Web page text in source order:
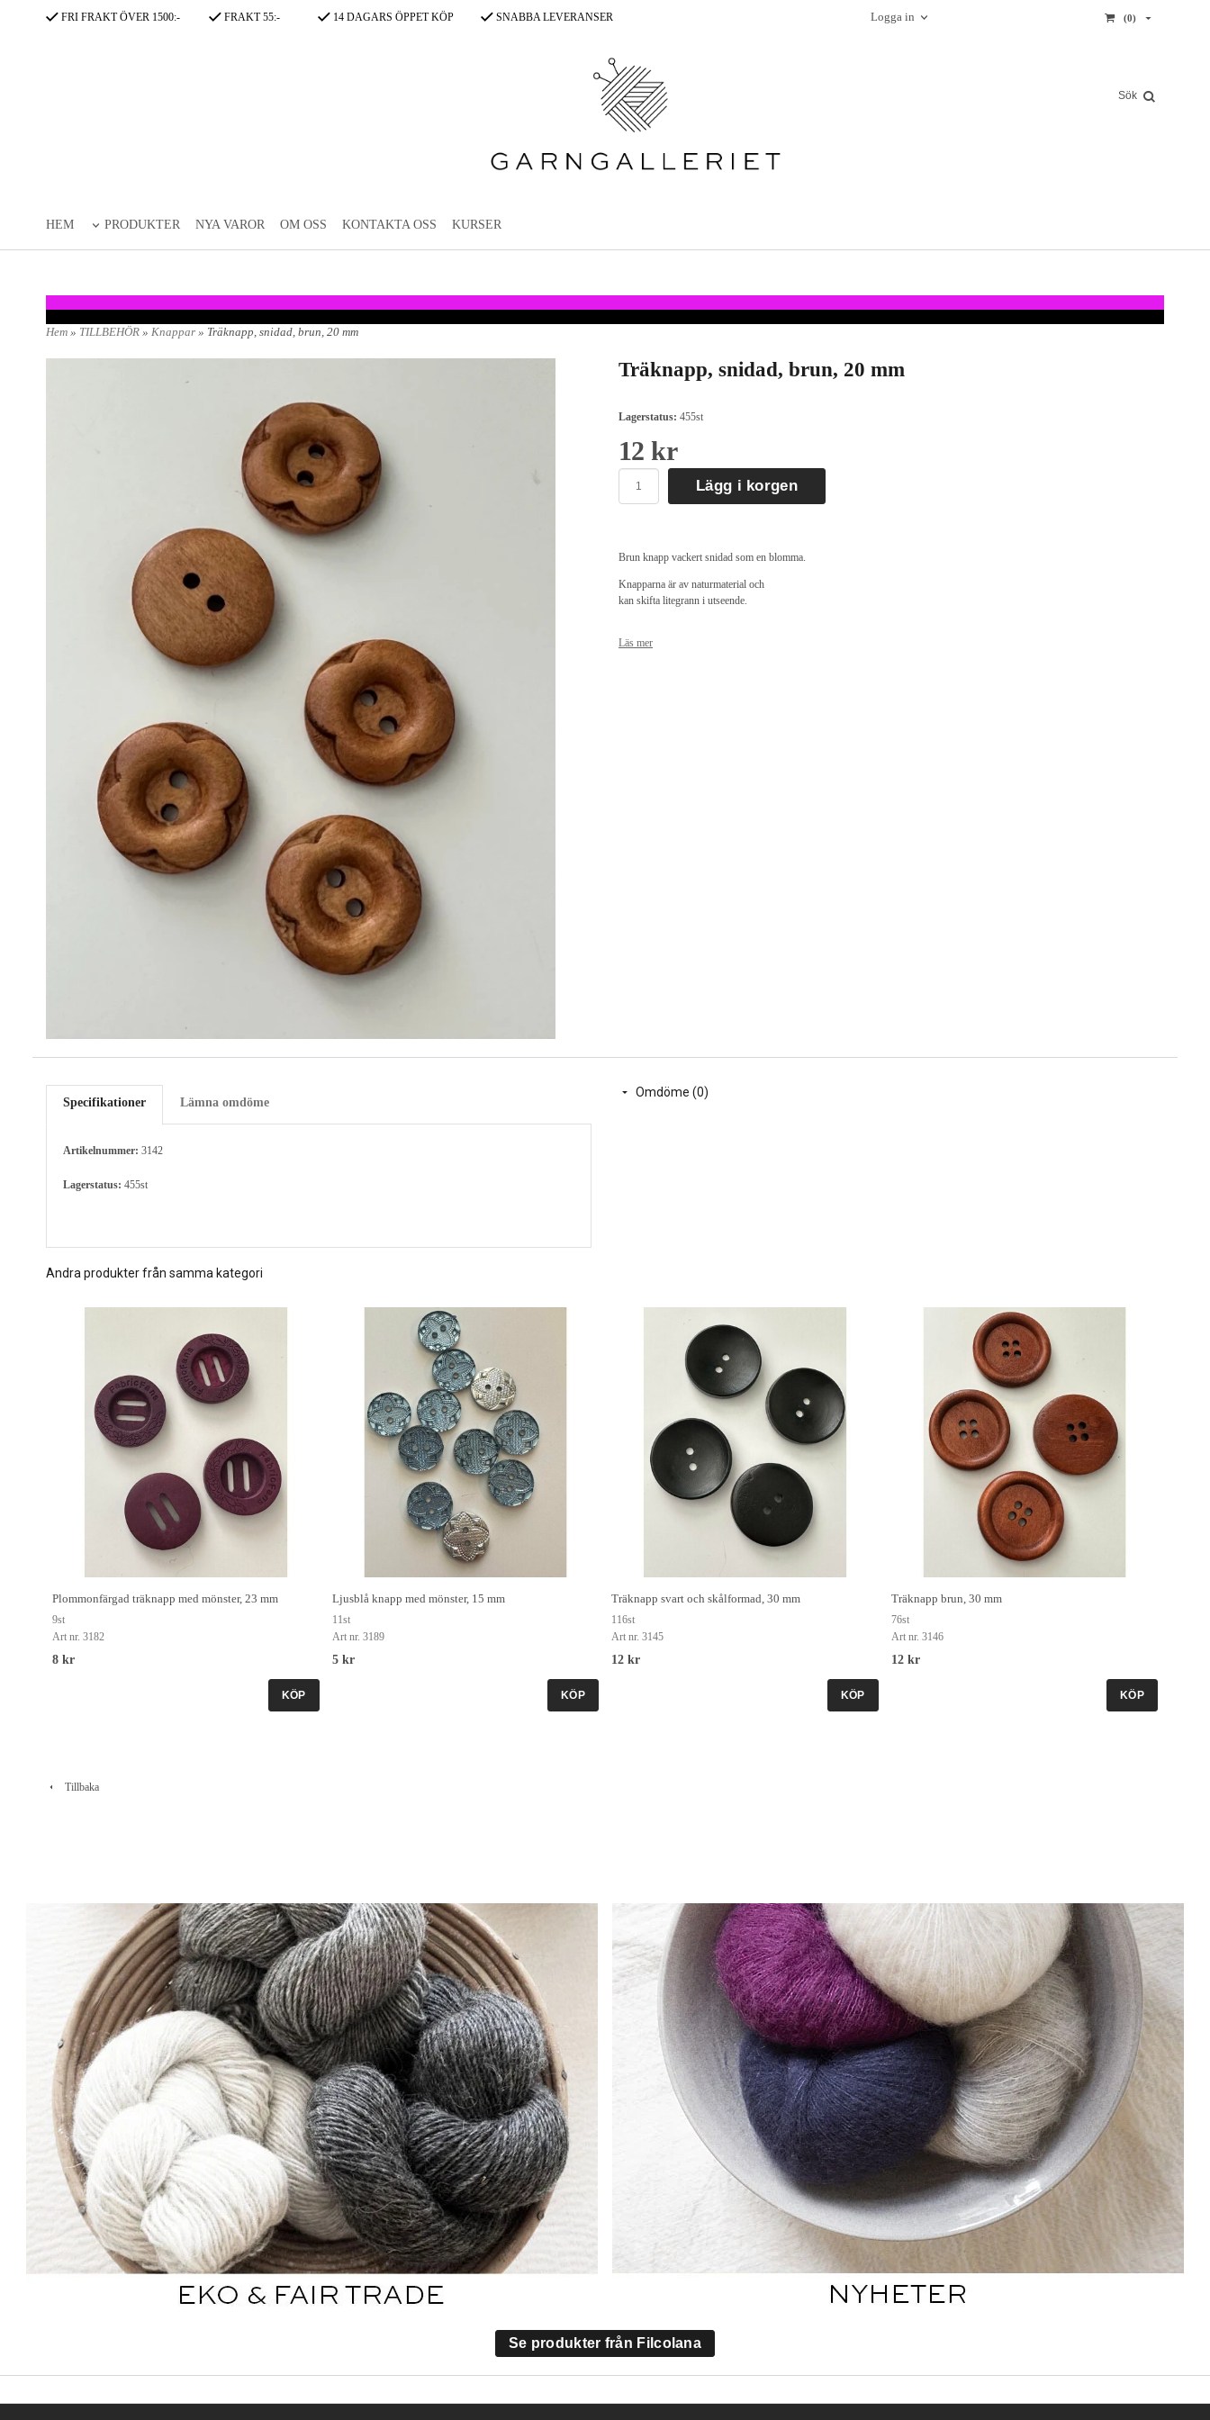
FRI FRAKT ÖVER 1500:- FRAKT 55:- 14 DAGARS ÖPPET KÖP SNABBA LEVERANSER Logga in (0)
HEM PRODUKTER NYA VAROR OM OSS KONTAKTA OSS KURSER
Hem » TILLBEHÖR » Knappar » Träknapp, snidad, brun, 20 mm
Träknapp, snidad, brun, 20 mm
Lagerstatus: 455st
12 kr
Lägg i korgen
Brun knapp vackert snidad som en blomma.
Knapparna är av naturmaterial och
kan skifta litegrann i utseende.
Läs mer
Specifikationer Lämna omdöme
Artikelnummer: 3142
Lagerstatus: 455st
Omdöme (0)
Andra produkter från samma kategori
Plommonfärgad träknapp med mönster, 23 mm
9st
Art nr. 3182
8 kr
KÖP
Ljusblå knapp med mönster, 15 mm
11st
Art nr. 3189
5 kr
KÖP
Träknapp svart och skålformad, 30 mm
116st
Art nr. 3145
12 kr
KÖP
Träknapp brun, 30 mm
76st
Art nr. 3146
12 kr
KÖP
Tillbaka
Se produkter från Filcolana